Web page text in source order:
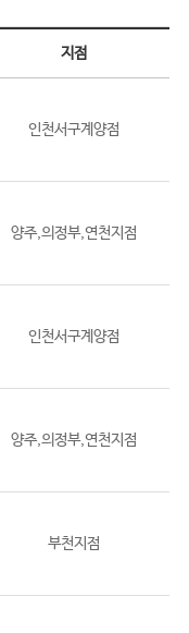
지점
인천서구계양점
양주,의정부,연천지점
인천서구계양점
양주,의정부,연천지점
부천지점